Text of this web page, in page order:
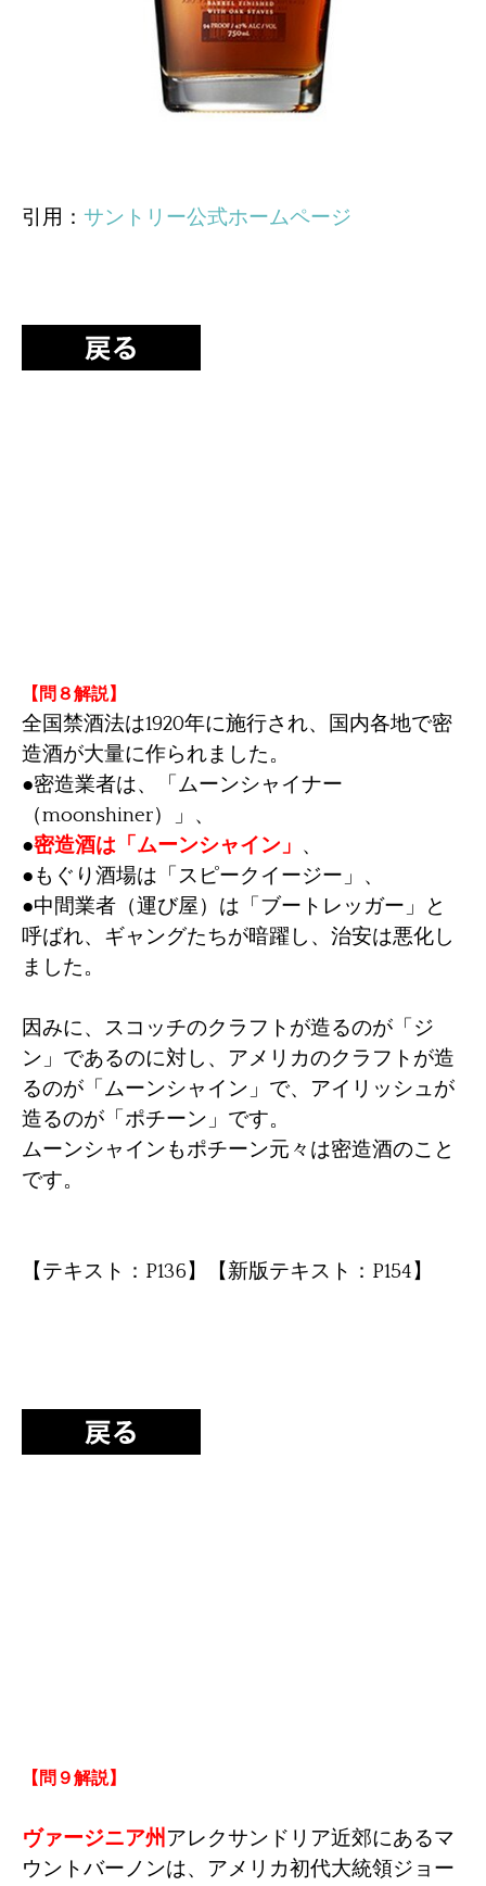
引用： サントリー公式ホームページ
【問８解説】
全国禁酒法は1920年に施行され、国内各地で密
造酒が大量に作られました。
●密造業者は、「ムーンシャイナー
（moonshiner）」、
●密造酒は「ムーンシャイン」 、
●もぐり酒場は「スピークイージー」、
●中間業者（運び屋）は「ブートレッガー」と
呼ばれ、ギャングたちが暗躍し、治安は悪化し
ました。
因みに、 スコッチのクラフトが造るのが「ジ
ン」であるのに対し、アメリカのクラフトが造
るのが「ムーンシャイン」で、アイリッシュが
造るのが「ポチーン」です。
ムーンシャインもポチーン元々は密造酒のこと
です。
【テキスト：P136】【新版テキスト：P154】
【問９解説】
ヴァージニア州 アレクサンドリア近郊にあるマ
ウントバーノンは、アメリカ初代大統領ジョー